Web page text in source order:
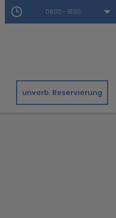
08:00 - 18:30
unverb. Reservierung